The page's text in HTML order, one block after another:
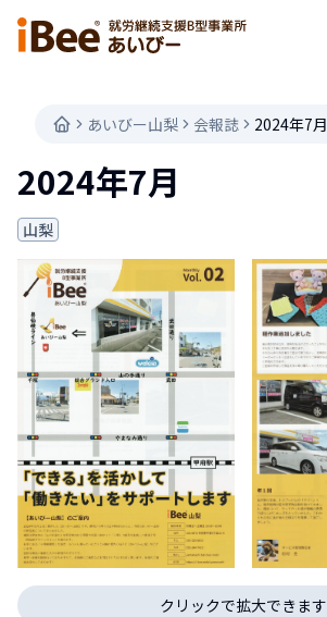
あいびー山梨 会報誌 2024年7月
2024年7月
山梨
クリックで拡大できます